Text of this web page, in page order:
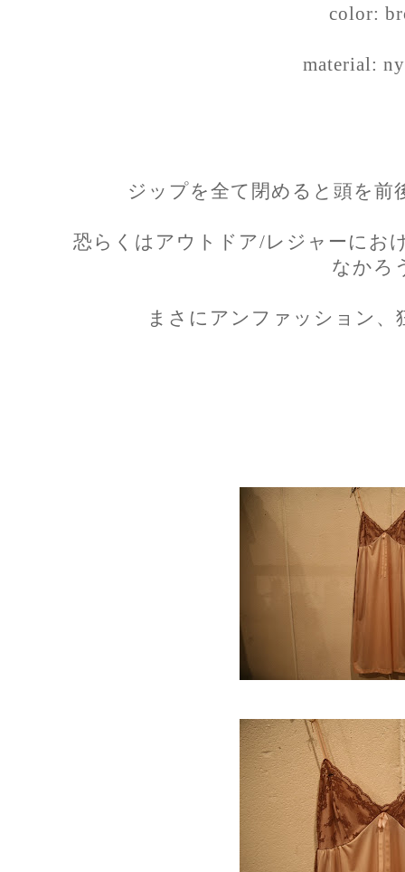
color:
material:
ジップを全て閉めると頭を前
恐らくはアウトドア/レジャーにお
なかろ
まさにアンファッション、